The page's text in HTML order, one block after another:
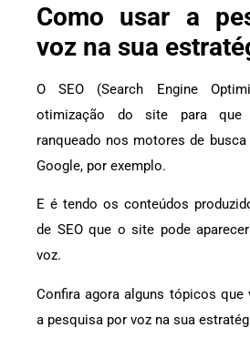
Como usar a
voz na sua
O SEO (Search Engine
otimização do site para que
ranqueado nos motores de
Google, por exemplo.
E é tendo os conteúdos
de SEO que o site pode
voz.
Confira agora alguns tópicos que
a pesquisa por voz na sua